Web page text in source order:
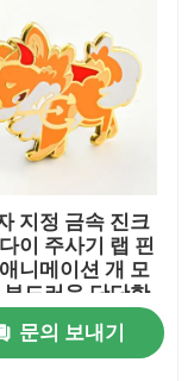
지정 금속 진크
이 주사기 랩 핀
니메이션 개 모
부드러운 단단한
사용자 지정 핀
문의 보내기